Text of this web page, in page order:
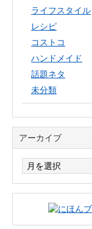
ライフスタイル
レシピ
コストコ
ハンドメイド
話題ネタ
未分類
アーカイブ
イ